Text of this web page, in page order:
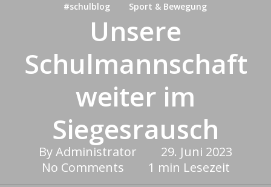
#schulblog Sport & Bewegung
Unsere
Schulmannschaft
weiter im
Siegesrausch
ByAdministrator
29. Juni 2023
No Comments
1 min Lesezeit